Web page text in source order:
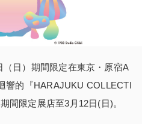
日）期間限定在東京・原宿A
響的『HARAJUKU COLLECTI
間限定展店至3月12日(日)。